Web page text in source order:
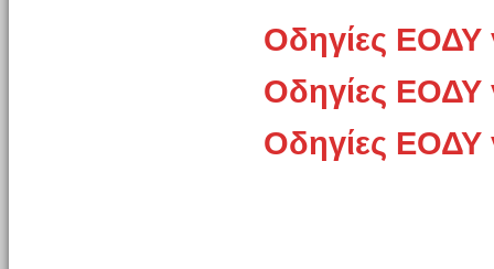
Οδηγίες ΕΟΔΥ
Οδηγίες ΕΟΔΥ
Οδηγίες ΕΟΔΥ